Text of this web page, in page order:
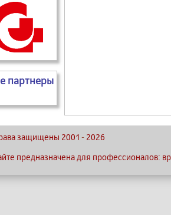
партнеры
защищены 2001 - 2026
предназначена для профессионалов: